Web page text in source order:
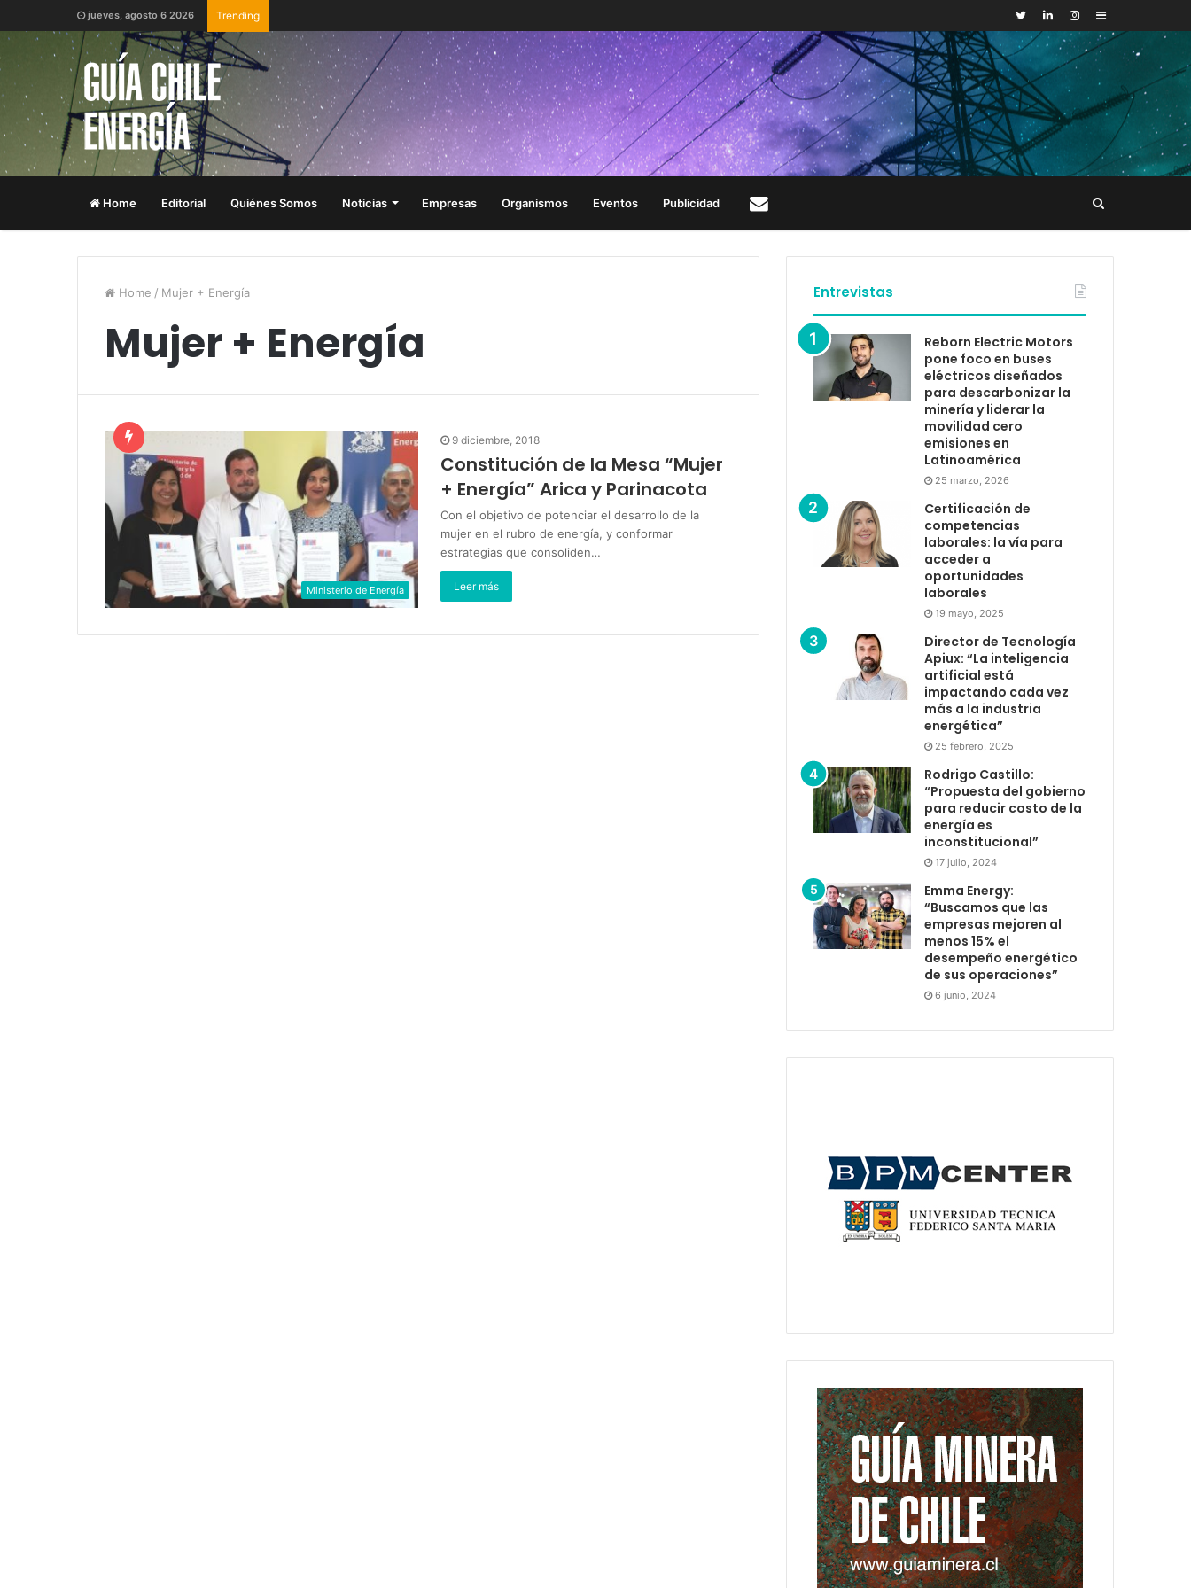
jueves, agosto 6 2026 Trending Sidebar
Home Editorial Quiénes Somos Noticias Empresas Organismos Eventos Publicidad
Home / Mujer + Energía
Mujer + Energía
Ministerio de Energía
9 diciembre, 2018
Constitución de la Mesa “Mujer
+ Energía” Arica y Parinacota
Con el objetivo de potenciar el desarrollo de la
mujer en el rubro de energía, y conformar
estrategias que consoliden…
Leer más
Entrevistas
Reborn Electric Motors
pone foco en buses
eléctricos diseñados
para descarbonizar la
minería y liderar la
movilidad cero
emisiones en
Latinoamérica
25 marzo, 2026
Certificación de
competencias
laborales: la vía para
acceder a
oportunidades
laborales
19 mayo, 2025
Director de Tecnología
Apiux: “La inteligencia
artificial está
impactando cada vez
más a la industria
energética”
25 febrero, 2025
Rodrigo Castillo:
“Propuesta del gobierno
para reducir costo de la
energía es
inconstitucional”
17 julio, 2024
Emma Energy:
“Buscamos que las
empresas mejoren al
menos 15% el
desempeño energético
de sus operaciones”
6 junio, 2024